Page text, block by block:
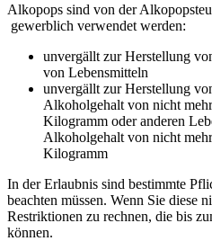
Alkopops sind von der
gewerblich verwendet werden:
unvergällt zur Herstellung
von Lebensmitteln
unvergällt zur Herstellung
Alkoholgehalt von nicht
Kilogramm oder anderen
Alkoholgehalt von nicht
Kilogramm
In der Erlaubnis sind bestimmte
beachten müssen. Wenn Sie diese
Restriktionen zu rechnen, die bis
können.